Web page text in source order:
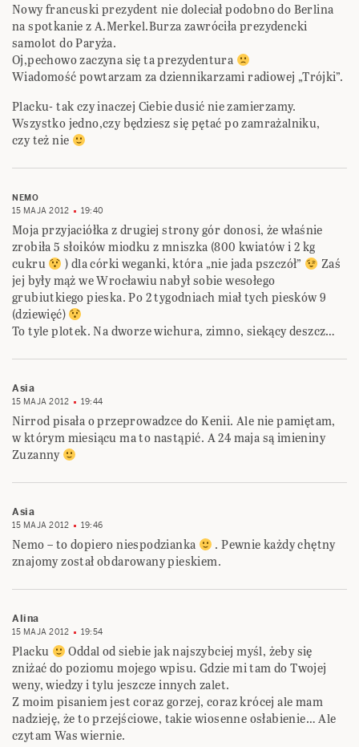
Nowy francuski prezydent nie doleciał podobno do Berlina
na spotkanie z A.Merkel.Burza zawróciła prezydencki
samolot do Paryża.
Oj,pechowo zaczyna się ta prezydentura
Wiadomość powtarzam za dziennikarzami radiowej „Trójki”.
Placku- tak czy inaczej Ciebie dusić nie zamierzamy.
Wszystko jedno,czy będziesz się pętać po zamrażalniku,
czy też nie
NEMO
15 MAJA 2012
19:40
Moja przyjaciółka z drugiej strony gór donosi, że właśnie
zrobiła 5 słoików miodku z mniszka (800 kwiatów i 2 kg
cukru
) dla córki weganki, która „nie jada pszczół”
Zaś
jej były mąż we Wrocławiu nabył sobie wesołego
grubiutkiego pieska. Po 2 tygodniach miał tych piesków 9
(dziewięć)
To tyle plotek. Na dworze wichura, zimno, siekący deszcz…
Asia
15 MAJA 2012 19:44
Nirrod pisała o przeprowadzce do Kenii. Ale nie pamiętam,
w którym miesiącu ma to nastąpić. A 24 maja są imieniny
Zuzanny
Asia
15 MAJA 2012 19:46
Nemo – to dopiero niespodzianka
. Pewnie każdy chętny
znajomy został obdarowany pieskiem.
Alina
15 MAJA 2012 19:54
Placku
Oddal od siebie jak najszybciej myśl, żeby się
zniżać do poziomu mojego wpisu. Gdzie mi tam do Twojej
weny, wiedzy i tylu jeszcze innych zalet.
Z moim pisaniem jest coraz gorzej, coraz krócej ale mam
nadzieję, że to przejściowe, takie wiosenne osłabienie… Ale
czytam Was wiernie.